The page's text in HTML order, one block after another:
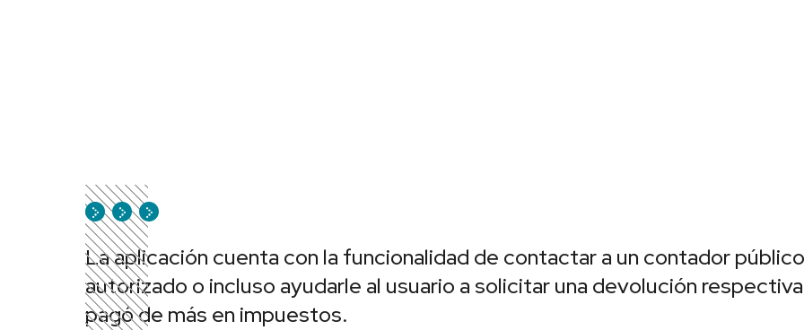
La aplicación cuenta con la funcionalidad de contactar a un contador público
autorizado o incluso ayudarle al usuario a solicitar una devolución
pagó de más en impuestos.